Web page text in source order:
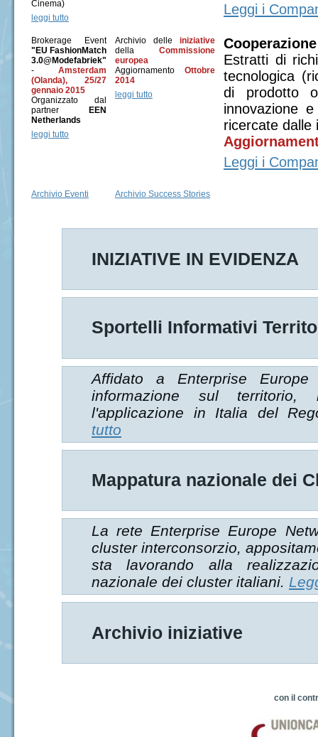
Cinema)
leggi tutto
Leggi i
Brokerage Event
"EU FashionMatch
3.0@Modefabriek"
-
Amsterdam
(Olanda), 25/27
gennaio 2015
Organizzato dal
partner
EEN
Netherlands
leggi tutto
Archivio delle
iniziative
della Commissione
europea
Aggiornamento
Ottobre
2014
leggi tutto
Estratti di
tecnologica
di prodotto
innovazione
ricercate dalle
Leggi i
Archivio Eventi Archivio Success Stories
INIZIATIVE IN EVIDENZA
Sportelli Informativi
Affidato a Enterprise
informazione sul
l'applicazione in Italia del
tutto
Mappatura nazionale dei
La rete Enterprise Europe
cluster interconsorzio,
sta lavorando alla
nazionale dei cluster italiani.
Archivio iniziative
con il